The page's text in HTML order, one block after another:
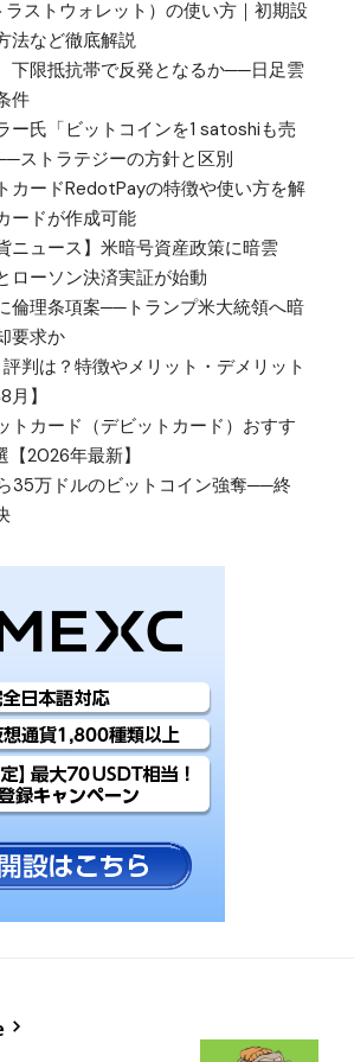
ストウォレット）の使い方｜初期設
法など徹底解説
下限抵抗帯で反発となるか──日足雲
件
ー氏「ビットコインを1 satoshiも売
ストラテジーの方針と区別
カードRedotPayの特徴や使い方を解
ードが作成可能
ニュース】米暗号資産政策に暗雲
ーソン決済実証が始動
倫理条項案──トランプ米大統領へ暗
要求か
判は？特徴やメリット・デメリット
】
トカード（デビットカード）おすす
【2026年最新】
35万ドルのビットコイン強奪──終